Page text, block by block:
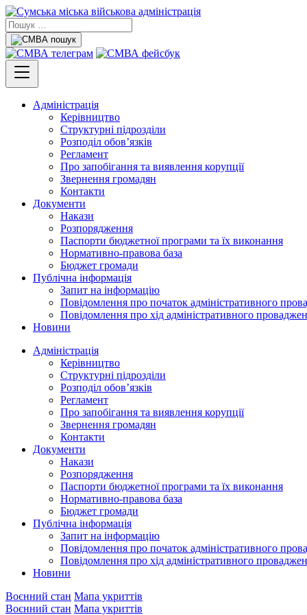
Адміністрація
Керівництво
Структурні підрозділи
Розподіл обов’язків
Регламент
Про запобігання та виявлення корупції
Звернення громадян
Контакти
Документи
Накази
Розпорядження
Паспорти бюджетної програми та їх виконання
Нормативно-правова база
Бюджет громади
Публічна інформація
Запит на інформацію
Повідомлення про початок адміністративного
Повідомлення про хід адміністративного
Новини
Адміністрація
Керівництво
Структурні підрозділи
Розподіл обов’язків
Регламент
Про запобігання та виявлення корупції
Звернення громадян
Контакти
Документи
Накази
Розпорядження
Паспорти бюджетної програми та їх виконання
Нормативно-правова база
Бюджет громади
Публічна інформація
Запит на інформацію
Повідомлення про початок адміністративного
Повідомлення про хід адміністративного
Новини
Воєнний стан Мапа укриттів
Воєнний стан Мапа укриттів